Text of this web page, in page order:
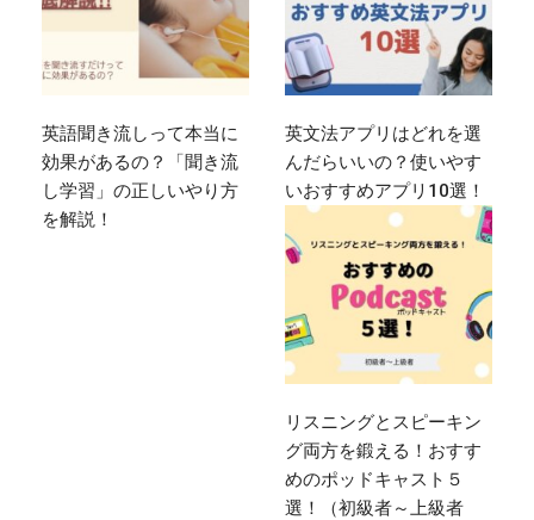
英語聞き流しって本当に
効果があるの？「聞き流
し学習」の正しいやり方
を解説！
英文法アプリはどれを選
んだらいいの？使いやす
いおすすめアプリ10選！
リスニングとスピーキン
グ両方を鍛える！おすす
めのポッドキャスト５
選！（初級者～上級者